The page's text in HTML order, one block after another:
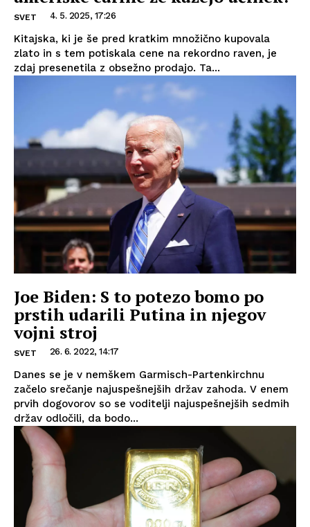
SVET 4. 5. 2025, 17:26
Kitajska, ki je še pred kratkim množično kupovala
zlato in s tem potiskala cene na rekordno raven, je
zdaj presenetila z obsežno prodajo. Ta...
Joe Biden: S to potezo bomo po
prstih udarili Putina in njegov
vojni stroj
SVET 26. 6. 2022, 14:17
Danes se je v nemškem Garmisch-Partenkirchnu
začelo srečanje najuspešnejših držav zahoda. V enem
prvih dogovorov so se voditelji najuspešnejših sedmih
držav odločili, da bodo...